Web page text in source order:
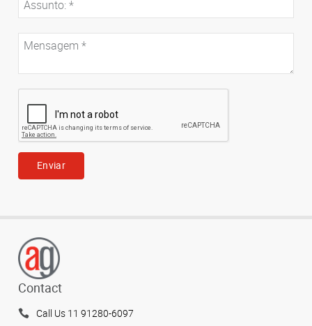
Enviar
Contact
Call Us 11 91280-6097